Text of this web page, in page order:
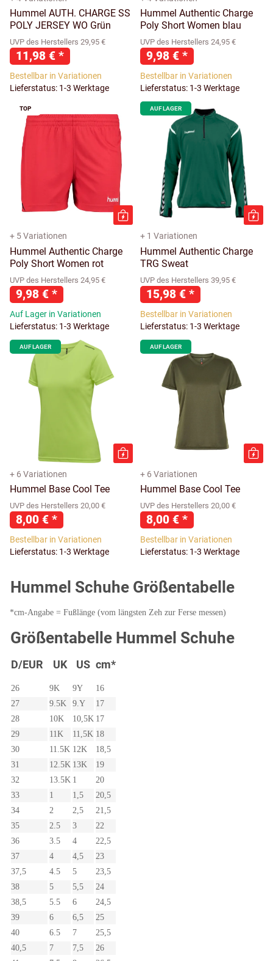
Hummel AUTH. CHARGE SS
POLY JERSEY WO Grün
UVP des Herstellers 29,95 €
11,98 € *
Bestellbar in Variationen
Lieferstatus: 1-3 Werktage
Hummel Authentic Charge
Poly Short Women blau
UVP des Herstellers 24,95 €
9,98 € *
Bestellbar in Variationen
Lieferstatus: 1-3 Werktage
TOP
+ 5 Variationen
Hummel Authentic Charge
Poly Short Women rot
UVP des Herstellers 24,95 €
9,98 € *
Auf Lager in Variationen
Lieferstatus: 1-3 Werktage
AUF LAGER
+ 1 Variationen
Hummel Authentic Charge
TRG Sweat
UVP des Herstellers 39,95 €
15,98 € *
Bestellbar in Variationen
Lieferstatus: 1-3 Werktage
AUF LAGER
+ 6 Variationen
Hummel Base Cool Tee
UVP des Herstellers 20,00 €
8,00 € *
Bestellbar in Variationen
Lieferstatus: 1-3 Werktage
AUF LAGER
+ 6 Variationen
Hummel Base Cool Tee
UVP des Herstellers 20,00 €
8,00 € *
Bestellbar in Variationen
Lieferstatus: 1-3 Werktage
Hummel Schuhe Größentabelle
*cm-Angabe = Fußlänge (vom längsten Zeh zur Ferse messen)
Größentabelle Hummel Schuhe
D/EUR UK US cm*
26 9K 9Y
16
27
9.5K 9.Y
17
28
10K 10,5K 17
29
11K 11,5K 18
30
11.5K 12K
18,5
31
12.5K 13K
19
32
13.5K 1
20
33
1 1,5
20,5
34
2 2,5
21,5
35
2.5 3
22
36
3.5 4
22,5
37
4 4,5
23
37,5
4.5 5
23,5
38
5 5,5
24
38,5
5.5 6
24,5
39
6 6,5
25
40
6.5 7
25,5
40,5
7 7,5
26